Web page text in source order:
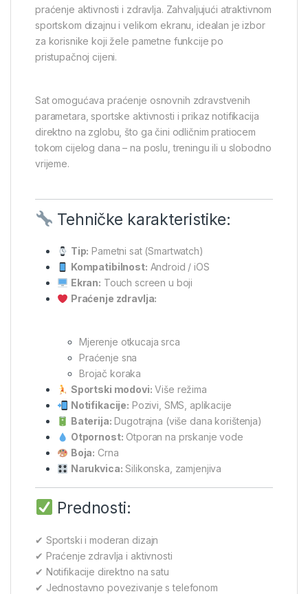
praćenje aktivnosti i zdravlja. Zahvaljujući atraktivnom
sportskom dizajnu i velikom ekranu, idealan je izbor
za korisnike koji žele pametne funkcije po
pristupačnoj cijeni.
Sat omogućava praćenje osnovnih zdravstvenih
parametara, sportske aktivnosti i prikaz notifikacija
direktno na zglobu, što ga čini odličnim pratiocem
tokom cijelog dana – na poslu, treningu ili u slobodno
vrijeme.
Tehničke karakteristike:
Tip: Pametni sat (Smartwatch)
Kompatibilnost: Android / iOS
Ekran: Touch screen u boji
Praćenje zdravlja:
Mjerenje otkucaja srca
Praćenje sna
Brojač koraka
Sportski modovi: Više režima
Notifikacije: Pozivi, SMS, aplikacije
Baterija: Dugotrajna (više dana korištenja)
Otpornost: Otporan na prskanje vode
Boja: Crna
Narukvica: Silikonska, zamjenjiva
Prednosti:
✔ Sportski i moderan dizajn
✔ Praćenje zdravlja i aktivnosti
✔ Notifikacije direktno na satu
✔ Jednostavno povezivanje s telefonom